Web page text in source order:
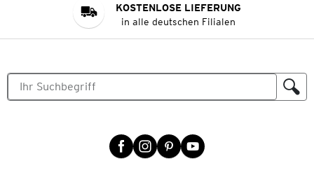
KOSTENLOSE LIEFERUNG
in alle deutschen Filialen